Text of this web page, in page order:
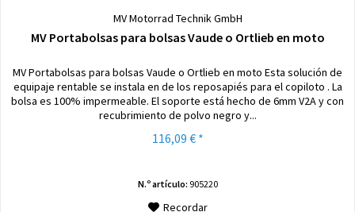
MV Motorrad Technik GmbH
MV Portabolsas para bolsas Vaude o Ortlieb en moto
MV Portabolsas para bolsas Vaude o Ortlieb en moto Esta solución de
equipaje rentable se instala en de los reposapiés para el copiloto . La
bolsa es 100% impermeable. El soporte está hecho de 6mm V2A y con
recubrimiento de polvo negro y...
116,09 € *
N.º artículo: 905220
Recordar